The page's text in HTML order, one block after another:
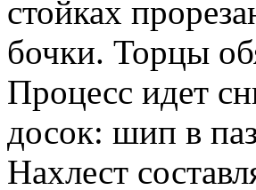
стойках
бочки. Торцы
Процесс идет
досок: шип в
Нахлест